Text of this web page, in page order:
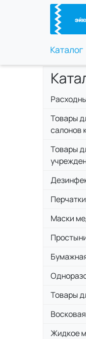
Каталог
Товары
салонов
Товары
Перчатки
Маски
Товары
Жидкое